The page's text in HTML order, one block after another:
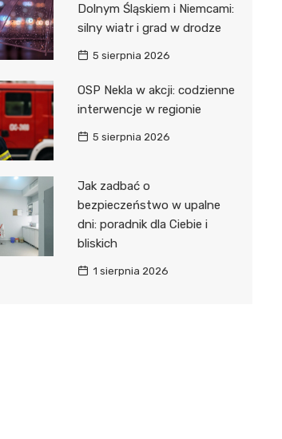
Dolnym Śląskiem i Niemcami:
silny wiatr i grad w drodze
5 sierpnia 2026
OSP Nekla w akcji: codzienne
interwencje w regionie
5 sierpnia 2026
Jak zadbać o
bezpieczeństwo w upalne
dni: poradnik dla Ciebie i
bliskich
1 sierpnia 2026